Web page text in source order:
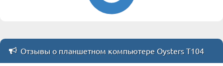
Отзывы о планшетном компьютере Oysters T104